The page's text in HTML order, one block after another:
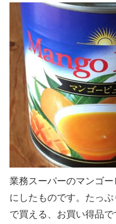
業務スーパーのマンゴ
にしたものです。たっ
で買える、お買い得品